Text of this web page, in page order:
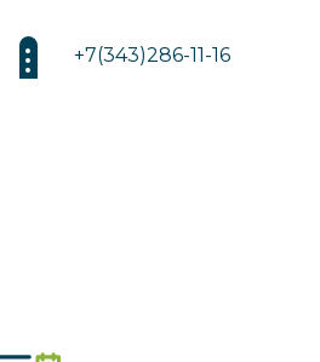
+7(343)286-11-16